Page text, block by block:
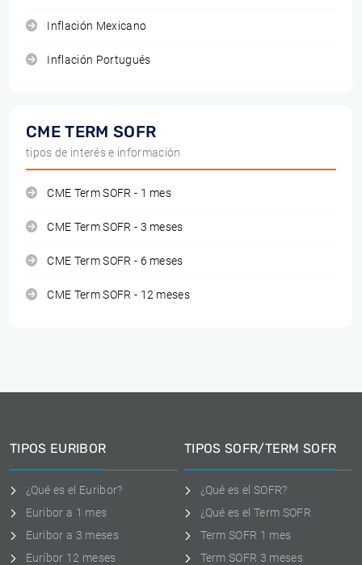
Inflación Mexicano
Inflación Portugués
CME TERM SOFR
tipos de interés e información
CME Term SOFR - 1 mes
CME Term SOFR - 3 meses
CME Term SOFR - 6 meses
CME Term SOFR - 12 meses
TIPOS EURIBOR
¿Qué es el Euribor?
Euribor a 1 mes
Euribor a 3 meses
Euríbor 12 meses
TIPOS SOFR/TERM SOFR
¿Qué es el SOFR?
¿Qué es el Term SOFR
Term SOFR 1 mes
Term SOFR 3 meses